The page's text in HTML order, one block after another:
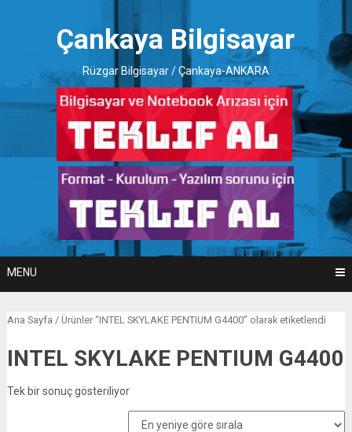
Çankaya Bilgisayar
Rüzgar Bilgisayar / Çankaya-ANKARA
MENU
Ana Sayfa / Ürünler “INTEL SKYLAKE PENTIUM G4400” olarak etiketlendi
INTEL SKYLAKE PENTIUM G4400
Tek bir sonuç gösteriliyor